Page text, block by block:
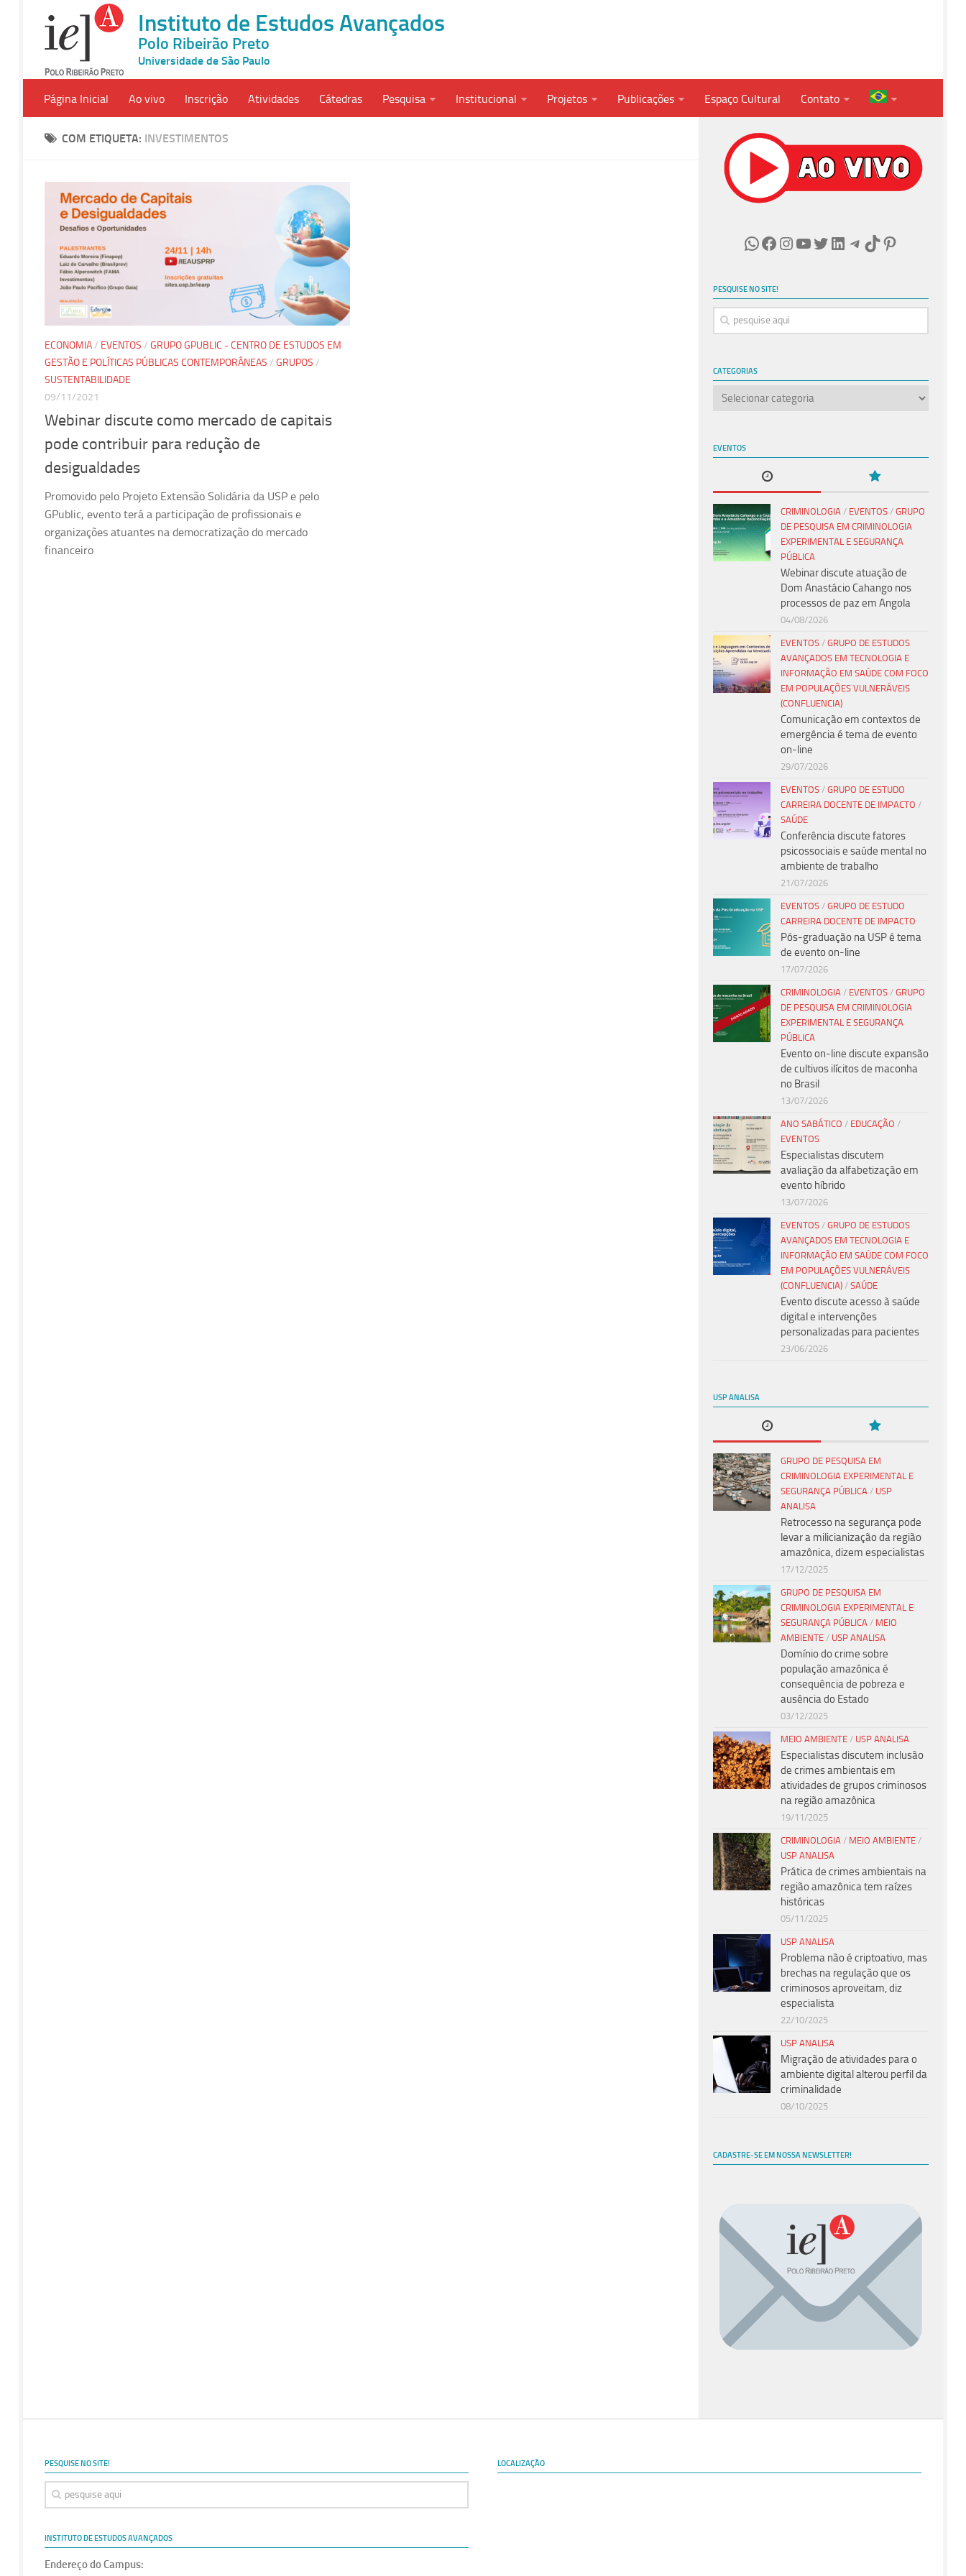
Instituto de Estudos Avançados
Polo Ribeirão Preto
Universidade de São Paulo
Página Inicial Ao vivo Inscrição Atividades Cátedras Pesquisa Institucional Projetos Publicações Espaço Cultural Contato
COM ETIQUETA: INVESTIMENTOS
ECONOMIA/ EVENTOS / GRUPO GPUBLIC - CENTRO DE ESTUDOS EM
GESTÃO E POLÍTICAS PÚBLICAS CONTEMPORÂNEAS / GRUPOS /
SUSTENTABILIDADE
09/11/2021
Webinar discute como mercado de capitais
pode contribuir para redução de
desigualdades
Promovido pelo Projeto Extensão Solidária da USP e pelo
GPublic, evento terá a participação de profissionais e
organizações atuantes na democratização do mercado
financeiro
WhatsApp
Facebook
Instagram
Youtube
Twitter
LinkedIn
Telegram
TikTokPinterest
PESQUISE NO SITE!
CATEGORIAS
Categorias
EVENTOS
CRIMINOLOGIA / EVENTOS / GRUPO
DE PESQUISA EM CRIMINOLOGIA
EXPERIMENTAL E SEGURANÇA
PÚBLICA
Webinar discute atuação de
Dom Anastácio Cahango nos
processos de paz em Angola
04/08/2026
EVENTOS / GRUPO DE ESTUDOS
AVANÇADOS EM TECNOLOGIA E
INFORMAÇÃO EM SAÚDE COM FOCO
EM POPULAÇÕES VULNERÁVEIS
(CONFLUENCIA)
Comunicação em contextos de
emergência é tema de evento
on-line
29/07/2026
EVENTOS / GRUPO DE ESTUDO
CARREIRA DOCENTE DE IMPACTO /
SAÚDE
Conferência discute fatores
psicossociais e saúde mental no
ambiente de trabalho
21/07/2026
EVENTOS / GRUPO DE ESTUDO
CARREIRA DOCENTE DE IMPACTO
Pós-graduação na USP é tema
de evento on-line
17/07/2026
CRIMINOLOGIA / EVENTOS / GRUPO
DE PESQUISA EM CRIMINOLOGIA
EXPERIMENTAL E SEGURANÇA
PÚBLICA
Evento on-line discute expansão
de cultivos ilícitos de maconha
no Brasil
13/07/2026
ANO SABÁTICO / EDUCAÇÃO /
EVENTOS
Especialistas discutem
avaliação da alfabetização em
evento híbrido
13/07/2026
EVENTOS / GRUPO DE ESTUDOS
AVANÇADOS EM TECNOLOGIA E
INFORMAÇÃO EM SAÚDE COM FOCO
EM POPULAÇÕES VULNERÁVEIS
(CONFLUENCIA) / SAÚDE
Evento discute acesso à saúde
digital e intervenções
personalizadas para pacientes
23/06/2026
USP ANALISA
GRUPO DE PESQUISA EM
CRIMINOLOGIA EXPERIMENTAL E
SEGURANÇA PÚBLICA / USP
ANALISA
Retrocesso na segurança pode
levar a milicianização da região
amazônica, dizem especialistas
17/12/2025
GRUPO DE PESQUISA EM
CRIMINOLOGIA EXPERIMENTAL E
SEGURANÇA PÚBLICA / MEIO
AMBIENTE / USP ANALISA
Domínio do crime sobre
população amazônica é
consequência de pobreza e
ausência do Estado
03/12/2025
MEIO AMBIENTE / USP ANALISA
Especialistas discutem inclusão
de crimes ambientais em
atividades de grupos criminosos
na região amazônica
19/11/2025
CRIMINOLOGIA / MEIO AMBIENTE /
USP ANALISA
Prática de crimes ambientais na
região amazônica tem raízes
históricas
05/11/2025
USP ANALISA
Problema não é criptoativo, mas
brechas na regulação que os
criminosos aproveitam, diz
especialista
22/10/2025
USP ANALISA
Migração de atividades para o
ambiente digital alterou perfil da
criminalidade
08/10/2025
CADASTRE-SE EM NOSSA NEWSLETTER!
PESQUISE NO SITE!
INSTITUTO DE ESTUDOS AVANÇADOS
Endereço do Campus:
LOCALIZAÇÃO